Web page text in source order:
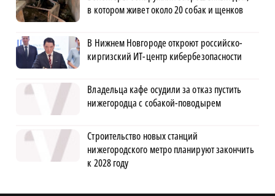
в котором живет около 20 собак и щенков
В Нижнем Новгороде откроют российско-
киргизский ИТ-центр кибербезопасности
Владельца кафе осудили за отказ пустить
нижегородца с собакой-поводырем
Строительство новых станций
нижегородского метро планируют закончить
к 2028 году